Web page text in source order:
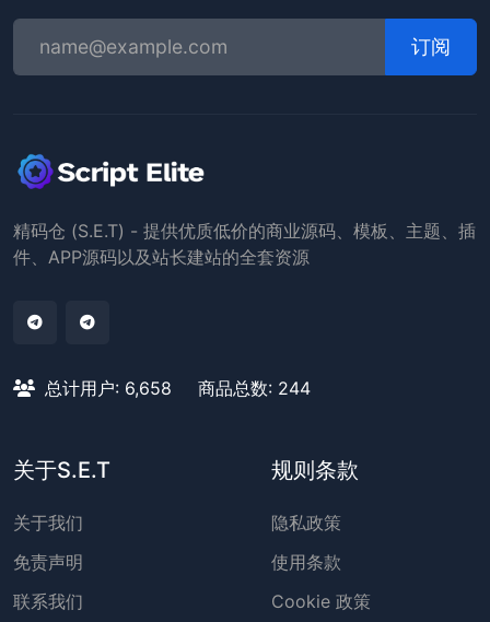
订阅
精码仓 (S.E.T) - 提供优质低价的商业源码、模板、主题、插
件、APP源码以及站长建站的全套资源
总计用户: 6,658 商品总数: 244
关于S.E.T
关于我们
免责声明
联系我们
规则条款
隐私政策
使用条款
Cookie 政策